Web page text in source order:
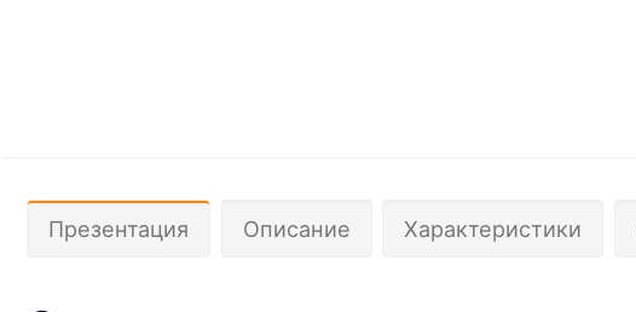
Презентация Описание Характеристики